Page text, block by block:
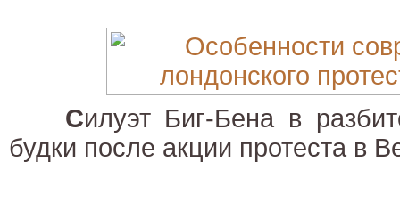
Силуэт Биг-Бена в
будки после акции протеста в